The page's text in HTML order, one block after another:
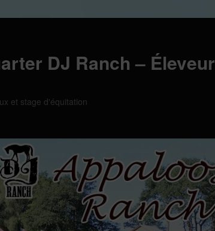
DJ Ranch – Éleveur
et stage d'équitation